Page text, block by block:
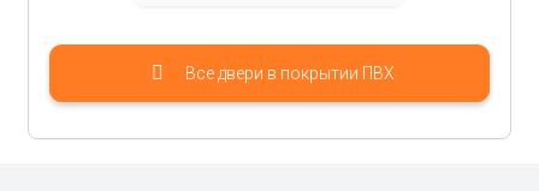
Все двери в покрытии ПВХ